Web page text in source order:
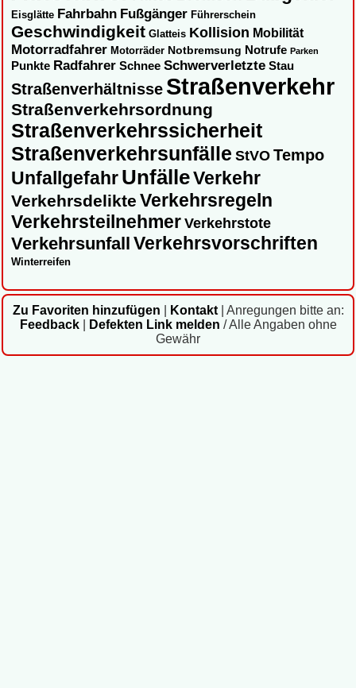
Eisglätte Fahrbahn Fußgänger Führerschein
Geschwindigkeit Glatteis Kollision Mobilität
Motorradfahrer Motorräder Notbremsung Notrufe Parken
Punkte Radfahrer Schnee Schwerverletzte Stau
Straßenverhältnisse Straßenverkehr
Straßenverkehrsordnung
Straßenverkehrssicherheit
Straßenverkehrsunfälle StVOTempo
UnfallgefahrUnfälleVerkehr
Verkehrsdelikte Verkehrsregeln
Verkehrsteilnehmer Verkehrstote
Verkehrsunfall Verkehrsvorschriften
Winterreifen
Zu Favoriten hinzufügen Kontakt| Anregungen bitte an:
Feedback| Defekten Link melden / Alle Angaben ohne
Gewähr